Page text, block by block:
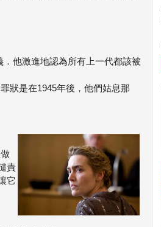
他激進地認為所有上一代都該被
狀是在1945年後，他們姑息那
責
它